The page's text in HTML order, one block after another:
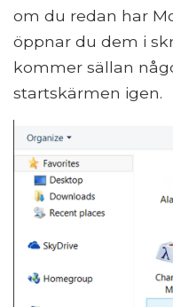
om du redan har
öppnar du dem i
kommer sällan
startskärmen igen.